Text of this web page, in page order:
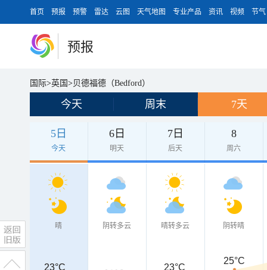
首页 预报 预警 雷达 云图 天气地图 专业产品 资讯 视频 节气
预报
国际>英国 > 贝德福德（Bedford）
今天 周末 7天
5日
今天
6日
明天
7日
后天
8
周六
晴 阴转多云 晴转多云 阴转晴
23°C
23°C 23°C
25°C